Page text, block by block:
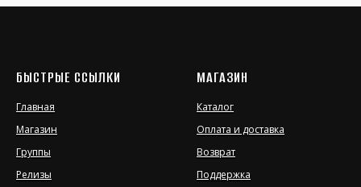
БЫСТРЫЕ ССЫЛКИ
Главная
Магазин
Группы
Релизы
МАГАЗИН
Каталог
Оплата и доставка
Возврат
Поддержка